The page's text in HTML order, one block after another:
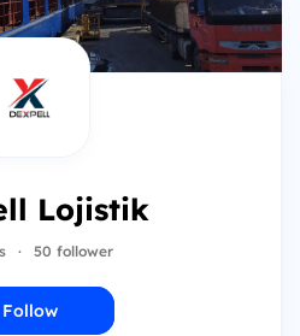
Lojistik
· 50 follower
Follow